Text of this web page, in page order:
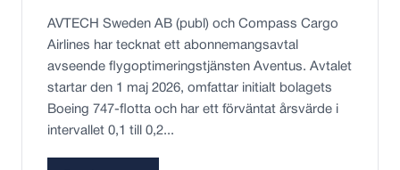
AVTECH Sweden AB (publ) och Compass Cargo
Airlines har tecknat ett abonnemangsavtal
avseende flygoptimeringstjänsten Aventus. Avtalet
startar den 1 maj 2026, omfattar initialt bolagets
Boeing 747-flotta och har ett förväntat årsvärde i
intervallet 0,1 till 0,2...